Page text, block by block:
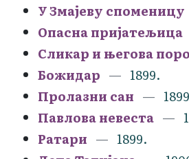
У Змајеву споменицу
Опасна пријатељица
Сликар и његова
Божидар
1899.
Пролазни сан
Павлова невеста
Ратари
1899.